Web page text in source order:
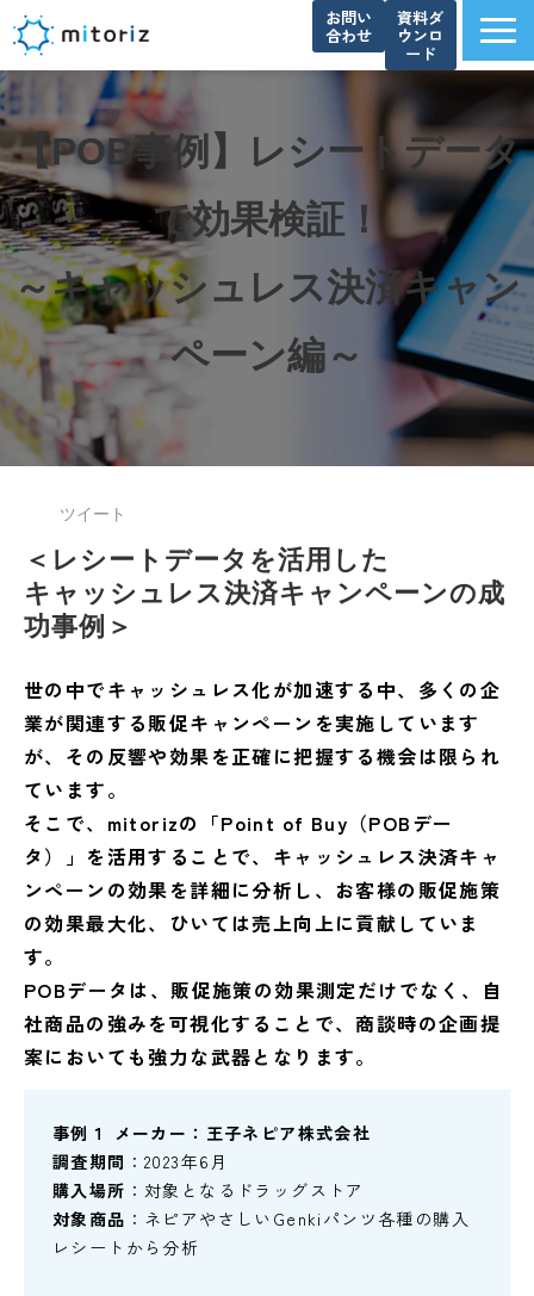
お問い
合わせ
資料ダ
ウンロ
ード
選ばれる理由
ブログ
よくあるご質問
資料ダウンロード一覧
【POB事例】レシートデータ
で効果検証！
～キャッシュレス決済キャン
ペーン編～
ツイート
＜レシートデータを活用した
キャッシュレス決済キャンペーンの成
功事例＞
世の中でキャッシュレス化が加速する中、多くの企
業が関連する販促キャンペーンを実施しています
が、その反響や効果を正確に把握する機会は限られ
ています。
そこで、mitorizの「Point of Buy（POBデー
タ）」を活用することで、キャッシュレス決済キャ
ンペーンの効果を詳細に分析し、お客様の販促施策
の効果最大化、ひいては売上向上に貢献していま
す。
POBデータは、販促施策の効果測定だけでなく、自
社商品の強みを可視化することで、商談時の企画提
案においても強力な武器となります。
事例１ メーカー：王子ネピア株式会社
調査期間 ：2023年6月
購入場所 ：対象となるドラッグストア
対象商品 ：ネピアやさしいGenkiパンツ各種の購入
レシートから分析